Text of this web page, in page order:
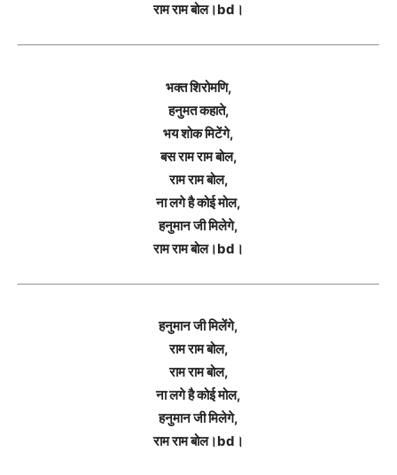
राम राम बोल।bd।
भक्त शिरोमणि,
हनुमत कहाते,
भय शोक मिटेंगे,
बस राम राम बोल,
राम राम बोल,
ना लगे है कोई मोल,
हनुमान जी मिलेगे,
राम राम बोल।bd।
हनुमान जी मिलेंगे,
राम राम बोल,
राम राम बोल,
ना लगे है कोई मोल,
हनुमान जी मिलेगे,
राम राम बोल।bd।